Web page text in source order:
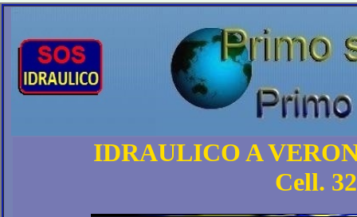
IDRAULICO A
Cell.